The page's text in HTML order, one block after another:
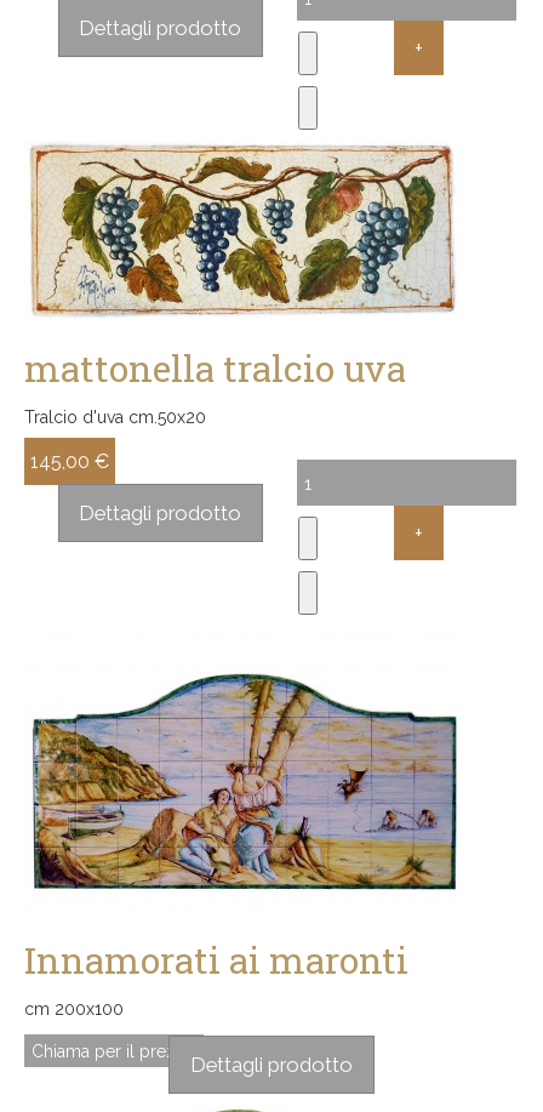
Dettagli prodotto
mattonella tralcio uva
Tralcio d'uva cm.50x20
145,00 €
Dettagli prodotto
Innamorati ai maronti
cm 200x100
Chiama per il prezzo
Dettagli prodotto